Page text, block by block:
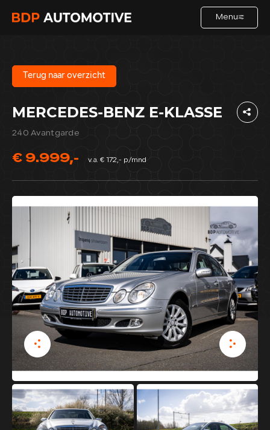
Menu
HOME
AANBOD
DIENSTEN
VERKOCHT
OVER ONS
CONTACT
E-mail
info@bdpautomotive.nl
Telefoon
0316 - 514010
Adres
Het Hazeland 18
6931 KB Westervoort
Terug naar overzicht
MERCEDES-BENZ E-KLASSE
240 Avantgarde
€ 9.999,- v.a. € 172,- p/mnd